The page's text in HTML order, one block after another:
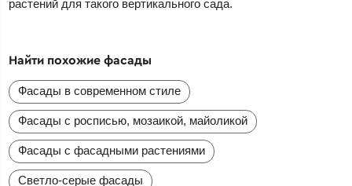
растений для такого вертикального сада.
Найти похожие фасады
Фасады в современном стиле
Фасады с росписью, мозаикой, майоликой
Фасады с фасадными растениями
Светло-серые фасады